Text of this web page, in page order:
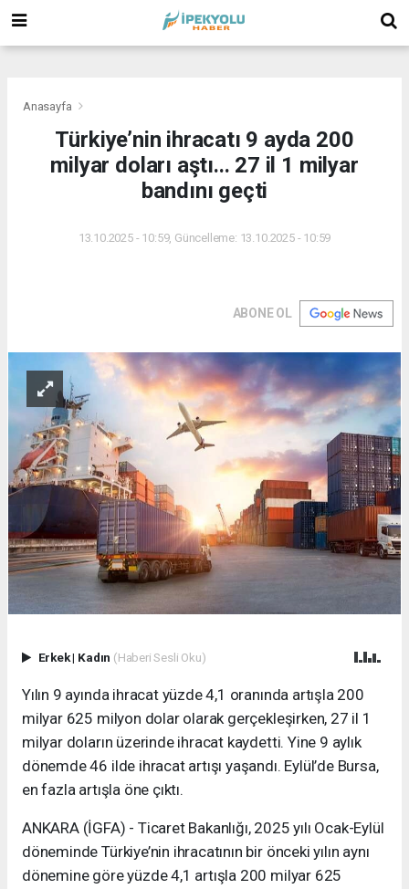
Anasayfa
Türkiye’nin ihracatı 9 ayda 200
milyar doları aştı... 27 il 1 milyar
bandını geçti
13.10.2025 - 10:59, Güncelleme: 13.10.2025 - 10:59
ABONE OL
Erkek| Kadın (Haberi Sesli Oku)
Yılın 9 ayında ihracat yüzde 4,1 oranında artışla 200
milyar 625 milyon dolar olarak gerçekleşirken, 27 il 1
milyar doların üzerinde ihracat kaydetti. Yine 9 aylık
dönemde 46 ilde ihracat artışı yaşandı. Eylül’de Bursa,
en fazla artışla öne çıktı.
ANKARA (İGFA) - Ticaret Bakanlığı, 2025 yılı Ocak-Eylül
döneminde Türkiye’nin ihracatının bir önceki yılın aynı
dönemine göre yüzde 4,1 artışla 200 milyar 625